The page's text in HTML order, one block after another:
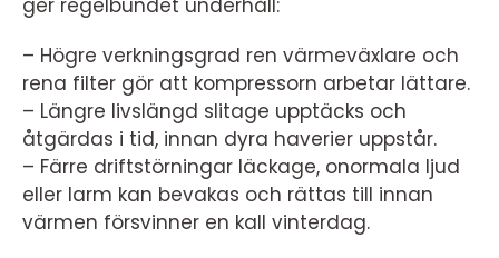
ger regelbundet underhåll:
– Högre verkningsgrad ren värmeväxlare och
rena filter gör att kompressorn arbetar lättare.
– Längre livslängd slitage upptäcks och
åtgärdas i tid, innan dyra haverier uppstår.
– Färre driftstörningar läckage, onormala ljud
eller larm kan bevakas och rättas till innan
värmen försvinner en kall vinterdag.